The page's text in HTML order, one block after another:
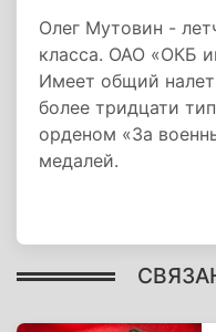
Олег Мутовин -
класса. ОАО «ОКБ
Имеет общий
более тридцати
орденом «За
медалей.